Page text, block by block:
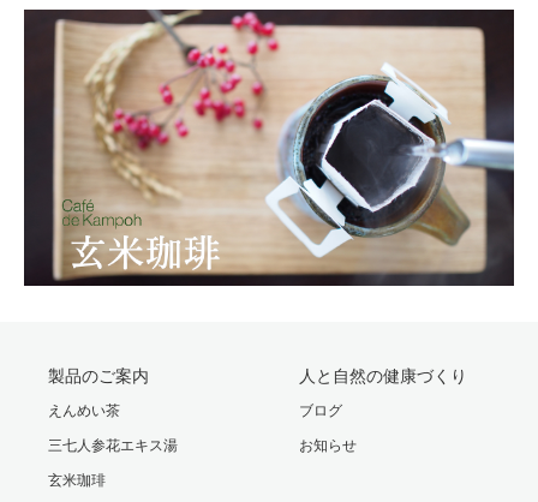
製品のご案内
えんめい茶
三七人参花エキス湯
玄米珈琲
人と自然の健康づくり
ブログ
お知らせ